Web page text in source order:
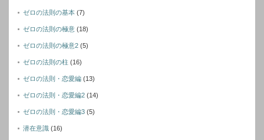
ゼロの法則の基本 (7)
ゼロの法則の極意 (18)
ゼロの法則の極意2 (5)
ゼロの法則の柱 (16)
ゼロの法則・恋愛編 (13)
ゼロの法則・恋愛編2 (14)
ゼロの法則・恋愛編3 (5)
潜在意識 (16)